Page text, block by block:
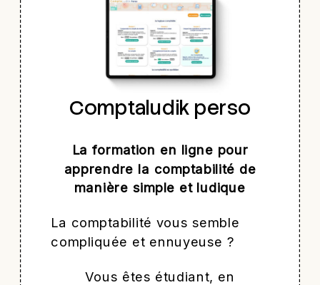
Comptaludik perso
La formation en ligne pour
apprendre la comptabilité de
manière simple et ludique
La comptabilité vous semble
compliquée et ennuyeuse ?
Vous êtes étudiant, en